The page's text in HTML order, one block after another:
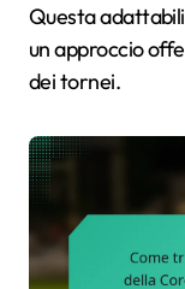
Questa
un approccio
dei tornei.